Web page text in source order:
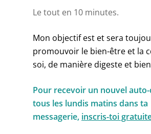
Le tout en 10 minutes.
Mon objectif est et sera
promouvoir le bien-être et la
soi, de manière digeste et
Pour recevoir un nouvel
tous les lundis matins dans ta
messagerie, inscris-toi